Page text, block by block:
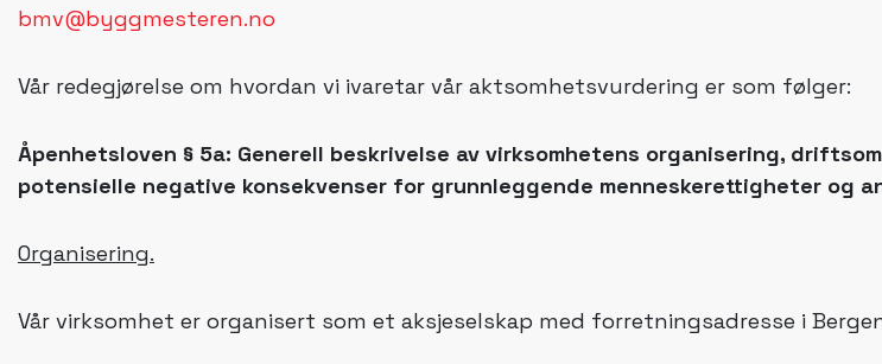
bmv@byggmesteren.no
Vår redegjørelse om hvordan vi ivaretar vår aktsomhetsvurdering er som følger:
Åpenhetsloven § 5a: Generell beskrivelse av virksomhetens organisering,
potensielle negative konsekvenser for grunnleggende menneskerettigheter og
Organisering.
Vår virksomhet er organisert som et aksjeselskap med forretningsadresse i